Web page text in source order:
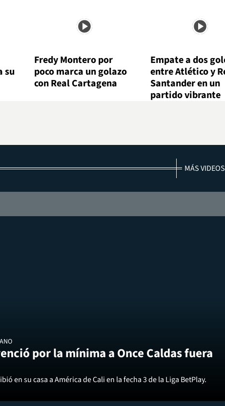
su
Fredy Montero por
poco marca un golazo
con Real Cartagena
Empate a dos
entre Atlético y
Santander en un
partido vibrante
MÁS VIDEOS
por la mínima a Once Caldas fuera
en su casa a América de Cali en la fecha 3 de la Liga BetPlay.